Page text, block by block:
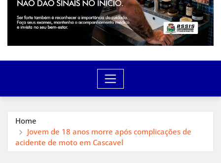
Home
Jovem de 18 anos morre após complicações de
acidente de moto em Cascavel